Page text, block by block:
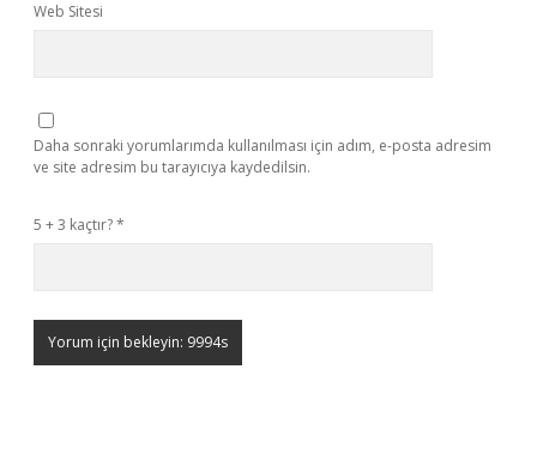
Web Sitesi
Daha sonraki yorumlarımda kullanılması için adım, e-posta adresim
ve site adresim bu tarayıcıya kaydedilsin.
5 + 3 kaçtır?*